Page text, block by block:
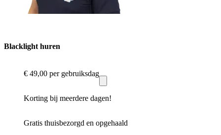
Blacklight huren
€ 49,00 per gebruiksdag
Korting bij meerdere dagen!
Gratis thuisbezorgd en opgehaald